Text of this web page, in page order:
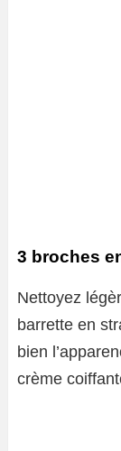
3 broches
Nettoyez
barrette en
bien
crème